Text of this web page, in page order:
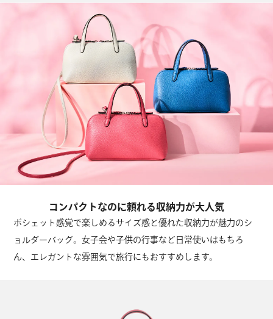
コンパクトなのに頼れる収納力が大人気
ポシェット感覚で楽しめるサイズ感と優れた収納力が魅力のシ
ョルダーバッグ。女子会や子供の行事など日常使いはもちろ
ん、エレガントな雰囲気で旅行にもおすすめします。